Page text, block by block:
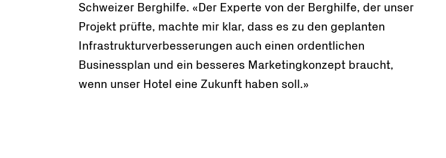
Schweizer Berghilfe. «Der Experte von der Berghilfe, der unser
Projekt prüfte, machte mir klar, dass es zu den geplanten
Infrastrukturverbesserungen auch einen ordentlichen
Businessplan und ein besseres Marketingkonzept braucht,
wenn unser Hotel eine Zukunft haben soll.»